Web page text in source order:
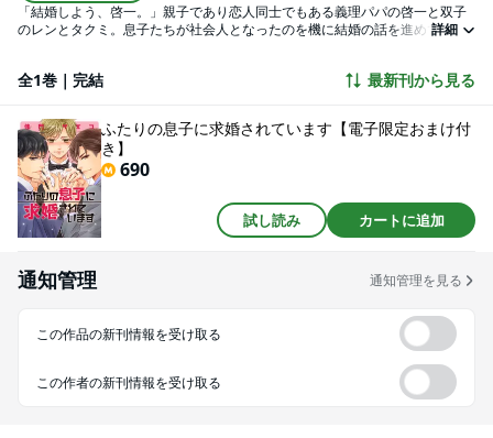
「結婚しよう、啓一。」親子であり恋人同士でもある義理パパの啓一と双子
のレンとタクミ。息子たちが社会人となったのを機に結婚の話を進めていた
義理パパの甘く激しいトライアングルラブ♪
詳細
全1巻｜完結 最新刊から見る
ふたりの息子に求婚されています【電子限定おまけ付
き】
690
試し読み カートに追加
通知管理 通知管理を見る
この作品の新刊情報を受け取る
この作者の新刊情報を受け取る